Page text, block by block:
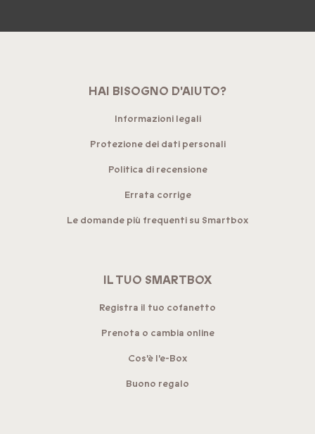
HAI BISOGNO D'AIUTO?
Informazioni legali
Protezione dei dati personali
Politica di recensione
Errata corrige
Le domande più frequenti su Smartbox
IL TUO SMARTBOX
Registra il tuo cofanetto
Prenota o cambia online
Cos'è l'e-Box
Buono regalo